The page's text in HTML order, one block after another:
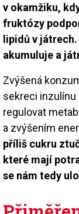
v okamžiku,
fruktózy
lipidů v
akumuluje a
Zvýšená
sekreci inzulínu
regulovat
a zvýšením
příliš cukru
které mají
se nám tedy